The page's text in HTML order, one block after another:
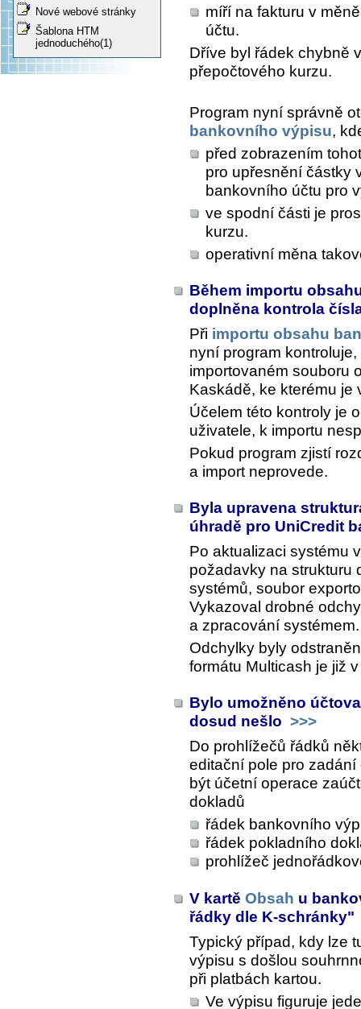
Nové webové stránky
Šablona HTM
jednoduchého(1)
míří na fakturu v
účtu.
Dříve byl řádek chybně
přepočtového kurzu.
Program nyní správně
bankovního výpisu,
před zobrazením
pro upřesnění částky
bankovního účtu pro
ve spodní části je
kurzu.
operativní měna
Během importu
doplněna kontrola
Při importu obsahu
nyní program
importovaném souboru
Kaskádě, ke kterému je
Účelem této kontroly je
uživatele, k importu
Pokud program zjistí
a import neprovede.
Byla upravena
úhradě pro UniCredit
Po aktualizaci systému
požadavky na strukturu
systémů, soubor
Vykazoval drobné
a zpracování systémem.
Odchylky byly
formátu Multicash je již
Bylo umožněno
dosud nešlo >>>
Do prohlížečů řádků
editační pole pro
být účetní operace
dokladů
řádek bankovního
řádek pokladního
prohlížeč
V kartě Obsah u
řádky dle K-schránky"
Typický případ, kdy lze
výpisu s došlou
při platbách kartou.
Ve výpisu figuruje